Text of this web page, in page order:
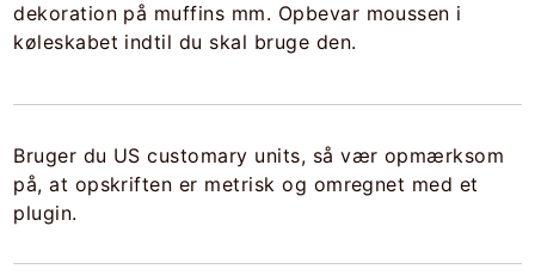
dekoration på muffins mm. Opbevar moussen i
køleskabet indtil du skal bruge den.
Bruger du US customary units, så vær opmærksom
på, at opskriften er metrisk og omregnet med et
plugin.